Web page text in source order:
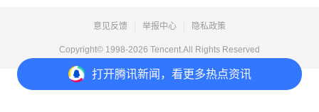
打开腾讯新闻，看更多热点资讯
意见反馈 举报中心 隐私政策
Copyright© 1998-2026 Tencent.All Rights Reserved